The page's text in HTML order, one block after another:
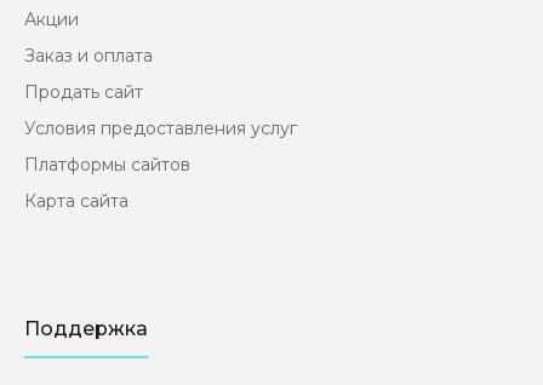
Акции
Заказ и оплата
Продать сайт
Условия предоставления услуг
Платформы сайтов
Карта сайта
Поддержка